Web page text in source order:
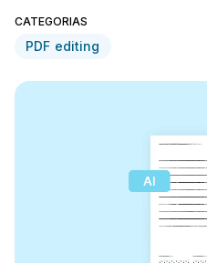
CATEGORIAS
PDF editing